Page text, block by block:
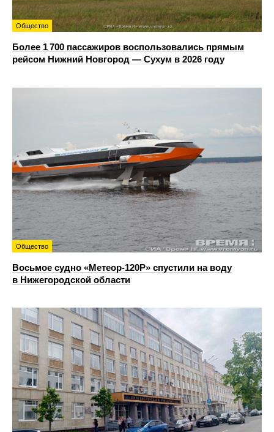
Общество
Более 1 700 пассажиров воспользовались прямым
рейсом Нижний Новгород — Сухум в 2026 году
Общество
Восьмое судно «Метеор-120Р» спустили на воду
в Нижегородской области